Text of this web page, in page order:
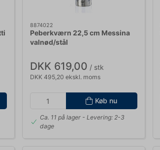
8874022
Peberkværn 22,5 cm Messina
valnød/stål
DKK 619,00 / stk
DKK 495,20 ekskl. moms
Køb nu
Ca. 11 på lager - Levering: 2-3
dage